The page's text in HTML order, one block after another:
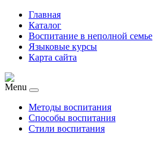
Главная
Каталог
Воспитание в неполной семье
Языковые курсы
Карта сайта
Menu
Методы воспитания
Способы воспитания
Стили воспитания